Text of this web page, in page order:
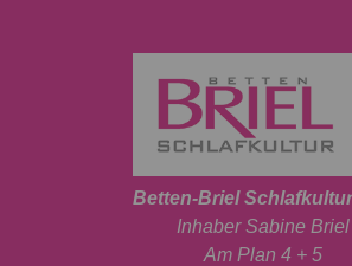
Betten-Briel
Inhaber Sabine Briel
Am Plan 4 + 5